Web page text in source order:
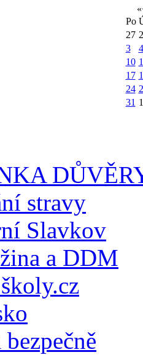
«
Po
27
3
4
10
17
24
31 1
stravy
Slavkov
a DDM